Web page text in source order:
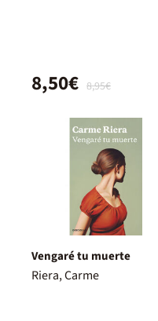
8,95€
8,50€
Vengaré tu muerte
Riera, Carme